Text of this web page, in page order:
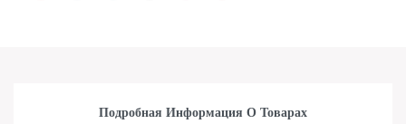
Подробная Информация О Товарах